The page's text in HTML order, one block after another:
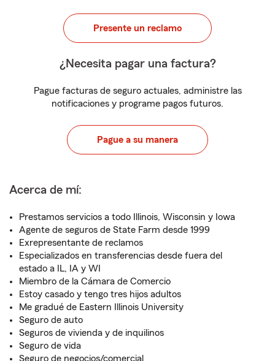
Presente un reclamo
¿Necesita pagar una factura?
Pague facturas de seguro actuales, administre las
notificaciones y programe pagos futuros.
Pague a su manera
Acerca de mí:
Prestamos servicios a todo Illinois, Wisconsin y Iowa
Agente de seguros de State Farm desde 1999
Exrepresentante de reclamos
Especializados en transferencias desde fuera del
estado a IL, IA y WI
Miembro de la Cámara de Comercio
Estoy casado y tengo tres hijos adultos
Me gradué de Eastern Illinois University
Seguro de auto
Seguros de vivienda y de inquilinos
Seguro de vida
Seguro de negocios/comercial